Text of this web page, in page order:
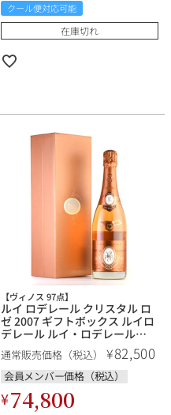
クール便対応可能
在庫切れ
【ヴィノス 97点】
ルイ ロデレール クリスタル ロ
ゼ 2007 ギフトボックス ルイロ
デレール ルイ・ロデレール
Louis Roederer Cristal Rose
フランス シャンパン シャンパ
ーニュ
通常販売価格（税込） ¥82,500
会員メンバー価格（税込）
¥74,800